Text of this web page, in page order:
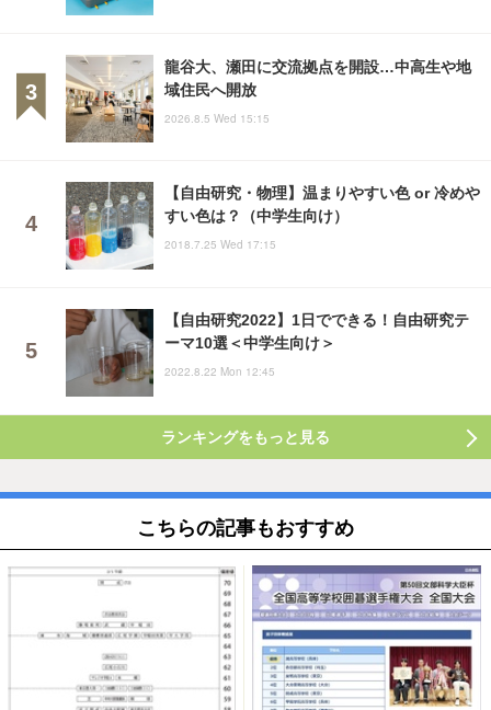
龍谷大、瀬田に交流拠点を開設…中高生や地
域住民へ開放
2026.8.5 Wed 15:15
【自由研究・物理】温まりやすい色 or 冷めや
すい色は？（中学生向け）
2018.7.25 Wed 17:15
【自由研究2022】1日でできる！自由研究テ
ーマ10選＜中学生向け＞
2022.8.22 Mon 12:45
ランキングをもっと見る
こちらの記事もおすすめ